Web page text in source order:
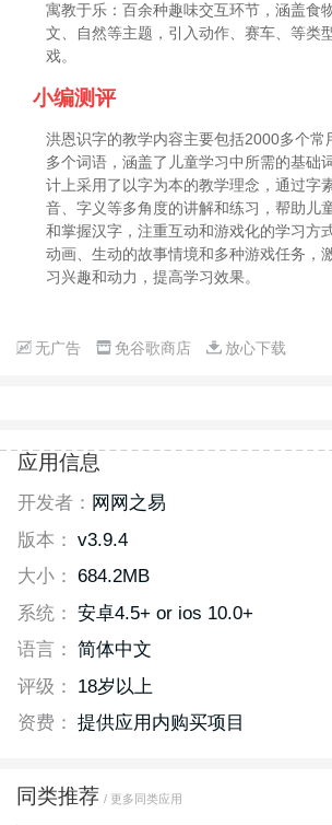
寓教于乐：百余种趣味交互环节，涵盖食
文、自然等主题，引入动作、赛车、等类
戏。
小编测评
洪恩识字的教学内容主要包括2000多个常
多个词语，涵盖了儿童学习中所需的基础
计上采用了以字为本的教学理念，通过字
音、字义等多角度的讲解和练习，帮助儿
和掌握汉字，注重互动和游戏化的学习方
动画、生动的故事情境和多种游戏任务，
习兴趣和动力，提高学习效果。
无广告 免谷歌商店 放心下载
应用信息
开发者： 网网之易
版本： v3.9.4
大小： 684.2MB
系统： 安卓4.5+ or ios 10.0+
语言： 简体中文
评级：
18岁以上
资费： 提供应用内购买项目
同类推荐 / 更多同类应用